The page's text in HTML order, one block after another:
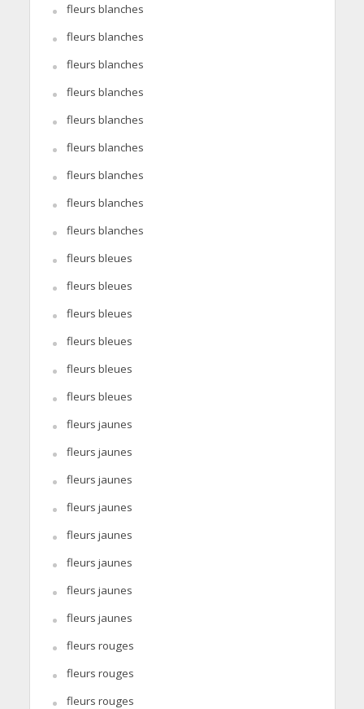
fleurs blanches
fleurs blanches
fleurs blanches
fleurs blanches
fleurs blanches
fleurs blanches
fleurs blanches
fleurs blanches
fleurs blanches
fleurs bleues
fleurs bleues
fleurs bleues
fleurs bleues
fleurs bleues
fleurs bleues
fleurs jaunes
fleurs jaunes
fleurs jaunes
fleurs jaunes
fleurs jaunes
fleurs jaunes
fleurs jaunes
fleurs jaunes
fleurs rouges
fleurs rouges
fleurs rouges